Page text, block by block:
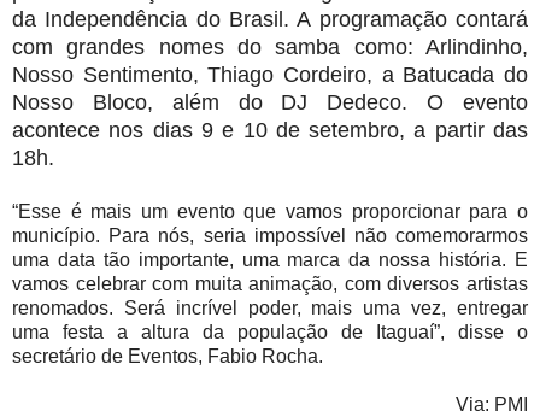
da Independência do Brasil. A programação contará
com grandes nomes do samba como: Arlindinho,
Nosso Sentimento, Thiago Cordeiro, a Batucada do
Nosso Bloco, além do DJ Dedeco. O evento
acontece nos dias 9 e 10 de setembro, a partir das
18h.
“Esse é mais um evento que vamos proporcionar para o
município. Para nós, seria impossível não comemorarmos
uma data tão importante, uma marca da nossa história. E
vamos celebrar com muita animação, com diversos artistas
renomados. Será incrível poder, mais uma vez, entregar
uma festa a altura da população de Itaguaí”, disse o
secretário de Eventos, Fabio Rocha.
Via: PMI